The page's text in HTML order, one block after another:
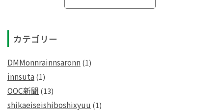
カテゴリー
DMMonnrainnsaronn(1)
innsuta(1)
OOC新聞 (13)
shikaeiseishiboshixyuu (1)